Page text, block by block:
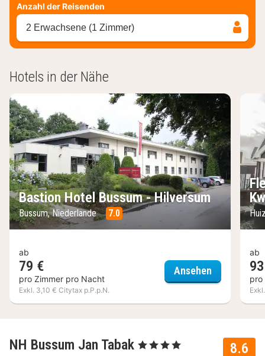
Anzahl der Reisenden
2 Erwachsene (1 Zimmer)
Hotels in der Nähe
Bastion Hotel Bussum - Hilversum
Bussum, Niederlande 7.0
ab
79 €
pro Zimmer pro Nacht
Exkl. 3,10 € Citytax p.P.p.N.
Ansehen Bastion
ab
pro
8.6
NH Bussum Jan Tabak , 4 Sterne